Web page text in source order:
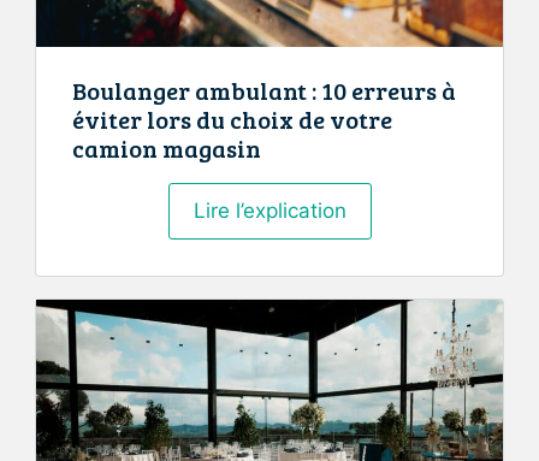
Boulanger ambulant : 10 erreurs à
éviter lors du choix de votre
camion magasin
Lire l’explicationBoulanger
ambulant
:
10
erreurs
éviter
lors
du